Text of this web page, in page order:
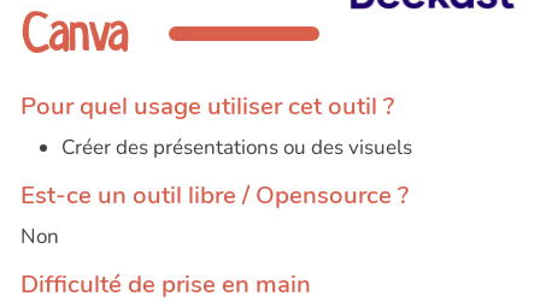
Canva
Pour quel usage utiliser cet outil ?
Créer des présentations ou des visuels
Est-ce un outil libre / Opensource ?
Non
Difficulté de prise en main